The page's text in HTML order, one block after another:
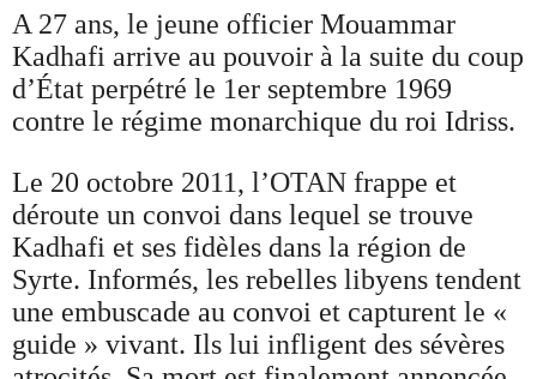
A 27 ans, le jeune officier Mouammar
Kadhafi arrive au pouvoir à la suite du coup
d’État perpétré le 1er septembre 1969
contre le régime monarchique du roi Idriss.
Le 20 octobre 2011, l’OTAN frappe et
déroute un convoi dans lequel se trouve
Kadhafi et ses fidèles dans la région de
Syrte. Informés, les rebelles libyens tendent
une embuscade au convoi et capturent le «
guide » vivant. Ils lui infligent des sévères